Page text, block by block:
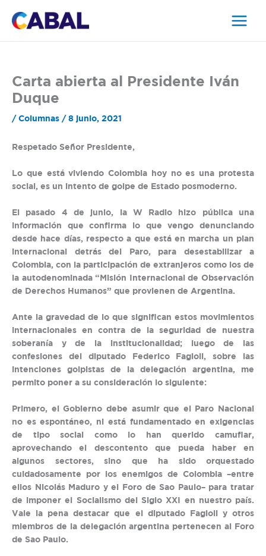
Carta abierta al Presidente Iván
Duque
/ Columnas / 8 junio, 2021
Respetado Señor Presidente,
Lo que está viviendo Colombia hoy no es una protesta
social, es un intento de golpe de Estado posmoderno.
El pasado 4 de junio, la W Radio hizo pública una
información que confirma lo que vengo denunciando
desde hace días, respecto a que está en marcha un plan
internacional detrás del Paro, para desestabilizar a
Colombia, con la participación de extranjeros como los de
la autodenominada “Misión Internacional de Observación
de Derechos Humanos” que provienen de Argentina.
Ante la gravedad de lo que significan estos movimientos
internacionales en contra de la seguridad de nuestra
soberanía y de la institucionalidad; luego de las
confesiones del diputado Federico Fagioli, sobre las
intenciones golpistas de la delegación argentina, me
permito poner a su consideración lo siguiente:
Primero, el Gobierno debe asumir que el Paro Nacional
no es espontáneo, ni está fundamentado en exigencias
de tipo social como lo han querido camuflar,
aprovechando el descontento que pueda haber en
algunos sectores, sino que ha sido orquestado
cuidadosamente por los enemigos de Colombia –entre
ellos Nicolás Maduro y el Foro de Sao Paulo– para tratar
de imponer el Socialismo del Siglo XXI en nuestro país.
Vale la pena destacar que el diputado Fagioli y otros
miembros de la delegación argentina pertenecen al Foro
de Sao Paulo.